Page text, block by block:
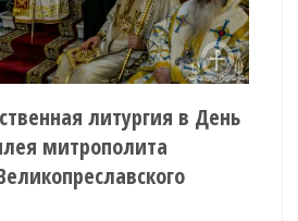
литургия в День
митрополита